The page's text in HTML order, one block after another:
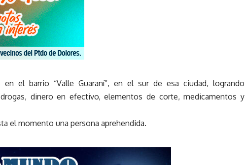
en el barrio “Valle Guaraní”, en el sur de esa ciudad, logrando
dinero en efectivo, elementos de corte, medicamentos y
el momento una persona aprehendida.